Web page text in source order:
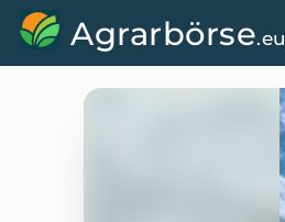
Agrarbörse.eu